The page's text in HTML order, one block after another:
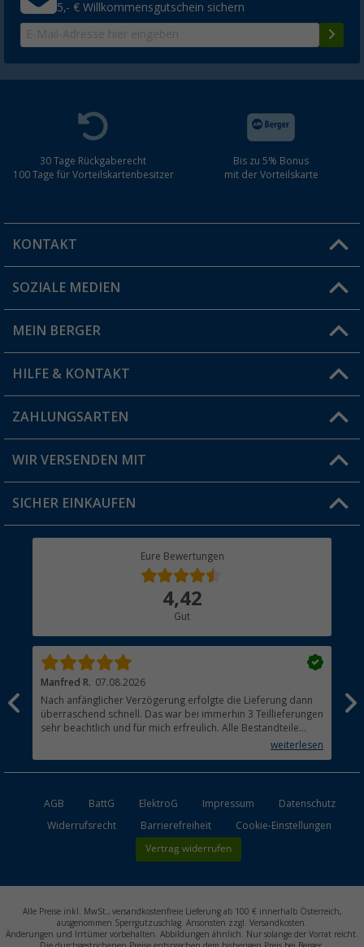
5,- € Willkommensgutschein sichern
30 Tage Rückgaberecht
100 Tage für Vorteilskartenbesitzer
Bis zu 5% Bonus
mit der Vorteilskarte
KONTAKT
Du hast eine Frage?
Filiale finden
SOZIALE MEDIEN
MEIN BERGER
Vorteilskarte
Blog
Jobs & Karriere
HILFE & KONTAKT
FAQ & Kontakt
Versandinformationen
Rücksendung
ZAHLUNGSARTEN
WIR VERSENDEN MIT
SICHER EINKAUFEN
Eure Bewertungen
4,42
Gut
Manfred R. 07.08.2026
Nach anfänglicher Verzögerung erfolgte die Lieferung dann
überraschend schnell. Das war bei immerhin 3 Teillieferungen
sehr beachtlich und für mich erfreulich. Alle Bestandteile
waren gut verpackt und in Ordnung. Das Gerät (Gasgrill)weiterlesen
AGB BattG ElektroG Impressum
Datenschutz
Widerrufsrecht
Barrierefreiheit Cookie-Einstellungen
Vertrag widerrufen
Alle Preise inkl. MwSt., versandkostenfreie Lieferung ab 100 € innerhalb Österreich,
ausgenommen Sperrgutzuschlag. Ansonsten zzgl. Versandkosten.
Änderungen und Irrtümer vorbehalten. Abbildungen ähnlich. Nur solange der Vorrat reicht.